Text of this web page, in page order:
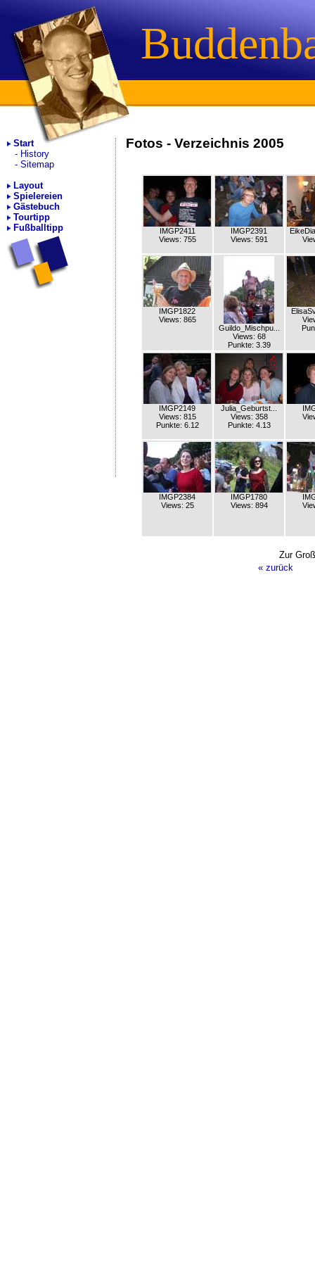
Start
History
Sitemap
Layout
Spielereien
Gästebuch
Tourtipp
Fußballtipp
Fotos - Verzeichnis 2005
IMGP2411
Views: 755
IMGP2391
Views: 591
IMGP1822
Views: 865
Guildo_Mischpu...
Views: 68
Punkte: 3.39
IMGP2149
Views: 815
Punkte: 6.12
Julia_Geburtst...
Views: 358
Punkte: 4.13
IMGP2384
Views: 25
IMGP1780
Views: 894
Zur
« zurück